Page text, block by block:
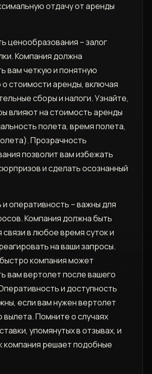
отдачу от аренды
ценообразования – залог
Компания должна
вам четкую и понятную
стоимости аренды, включая
сборы и налоги. Узнайте,
влияют на стоимость аренды
полета, время полета,
Прозрачность
позволит вам избежать
и сделать осознанный
оперативность – важны для
Компания должна быть
связи в любое время суток и
на ваши запросы.
компания может
вам вертолет после вашего
и доступность
если вам нужен вертолет
вылета. Помните о случаях
упомянутых в отзывах, и
компания решает подобные